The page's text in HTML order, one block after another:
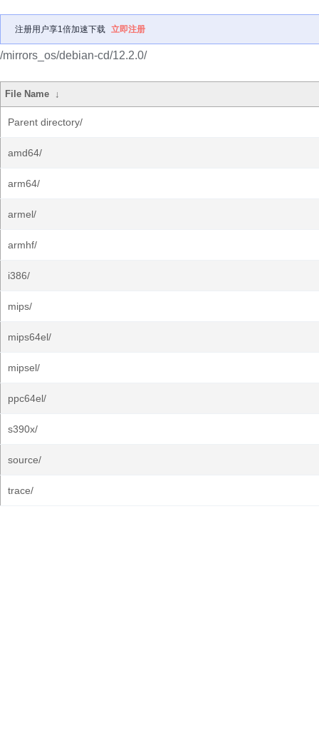
注册用户享1倍加速下载 立即注册
/mirrors_os/debian-cd/12.2.0/
File Name ↓
Parent directory/
amd64/
arm64/
armel/
armhf/
i386/
mips/
mips64el/
mipsel/
ppc64el/
s390x/
source/
trace/